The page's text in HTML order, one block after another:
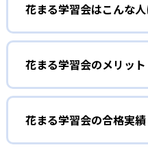
花まる学習会独自の「算数
数の仕組みや論理構造を自
決策を導き出す学習法であ
パズルや図形問題を活用し
成。グループ形式の授業
ら、多様な視点で問題にア
2 言語活
花まる学習会はこんな
年
遊び感覚で
幼児期の発達段階に合わせ
性」の土台を形成したい子
42回の授業で、運筆や迷路
材）」、「Iキューブ（立
材）」など多様な思考実験
花まる学習会のメリッ
どんなメ
花まる学習会の大きなメリ
とした少人数制授業によ
力を同時に伸ばせる点であ
花まる学習会の合格実績